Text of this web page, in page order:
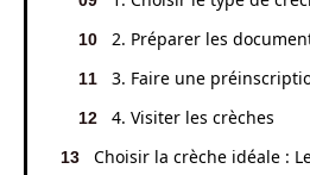
2. Préparer les
3. Faire une
4. Visiter les crèches
Choisir la crèche idéale :